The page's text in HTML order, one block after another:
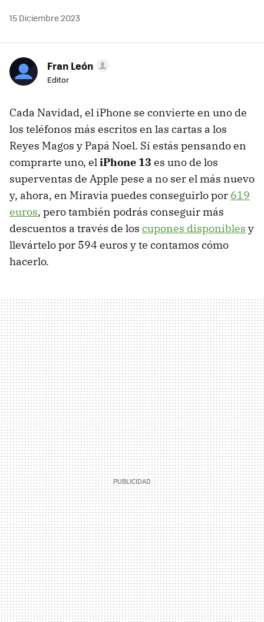
15 Diciembre 2023
Fran León
Editor
Cada Navidad, el iPhone se convierte en uno de
los teléfonos más escritos en las cartas a los
Reyes Magos y Papá Noel. Si estás pensando en
comprarte uno, eliPhone 13 es uno de los
superventas de Apple pese a no ser el más nuevo
y, ahora, en Miravia puedes conseguirlo por 619
euros, pero también podrás conseguir más
descuentos a través de los cupones disponibles y
llevártelo por 594 euros y te contamos cómo
hacerlo.